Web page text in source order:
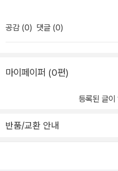
원에 합격이 되었지만 사드배치 때
2년간이어졌다. 200명 중에 단 한 명이 비자발급이 되지 않았은데
그 주인공이 바로 이 글을 쓴 작가
다리가 아프고 고통이 마음에서 몸
제외된 한 명이라는 사실을 잊기에
국이, 너를 여기까지 데려왔어.'기
들에게 재미있는 러닝 이야기를 시
공감 (0) 댓글 (0)
마이페이퍼 (0편)
등록된 글이
반품/교환 안내